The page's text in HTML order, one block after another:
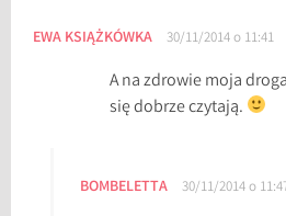
EWA KSIĄŻKÓWKA 30/11/2014 o 11:41
A na zdrowie moja
się dobrze czytają.
BOMBELETTA 30/11/2014 o